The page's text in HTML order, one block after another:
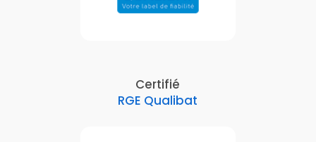
Certifié
RGE Qualibat